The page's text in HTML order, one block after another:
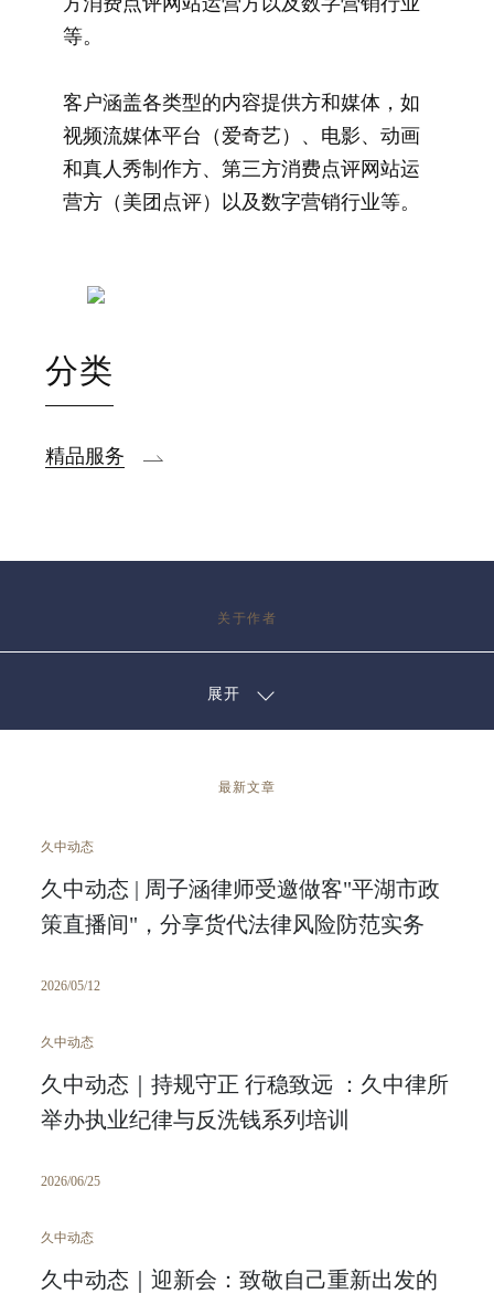
等。
客户涵盖各类型的内容提供方和媒体，如
视频流媒体平台（爱奇艺）、电影、动画
和真人秀制作方、第三方消费点评网站运
营方（美团点评）以及数字营销行业等。
分类
精品服务
关于作者
展开
最新文章
久中动态
久中动态 | 周子涵律师受邀做客"平湖市政
策直播间"，分享货代法律风险防范实务
2026/05/12
久中动态
久中动态｜持规守正 行稳致远 ：久中律所
举办执业纪律与反洗钱系列培训
2026/06/25
久中动态
久中动态｜迎新会：致敬自己重新出发的